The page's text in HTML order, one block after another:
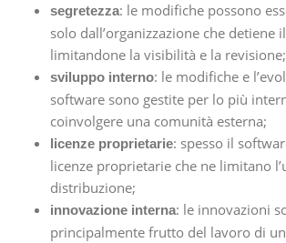
segretezza: le modifiche possono
solo dall’organizzazione che detiene
limitandone la visibilità e la revisione;
sviluppo interno: le modifiche e
software sono gestite per lo più
coinvolgere una comunità esterna;
licenze proprietarie: spesso il
licenze proprietarie che ne limitano
distribuzione;
innovazione interna: le innovazioni
principalmente frutto del lavoro di